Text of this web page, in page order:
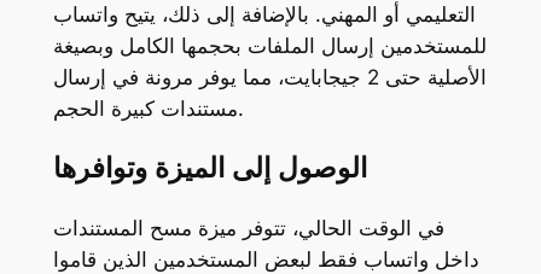
التعليمي أو المهني. بالإضافة إلى ذلك، يتيح واتساب
للمستخدمين إرسال الملفات بحجمها الكامل وبصيغة
الأصلية حتى 2 جيجابايت، مما يوفر مرونة في إرسال
مستندات كبيرة الحجم.
الوصول إلى الميزة وتوافرها
في الوقت الحالي، تتوفر ميزة مسح المستندات
داخل واتساب فقط لبعض المستخدمين الذين قاموا